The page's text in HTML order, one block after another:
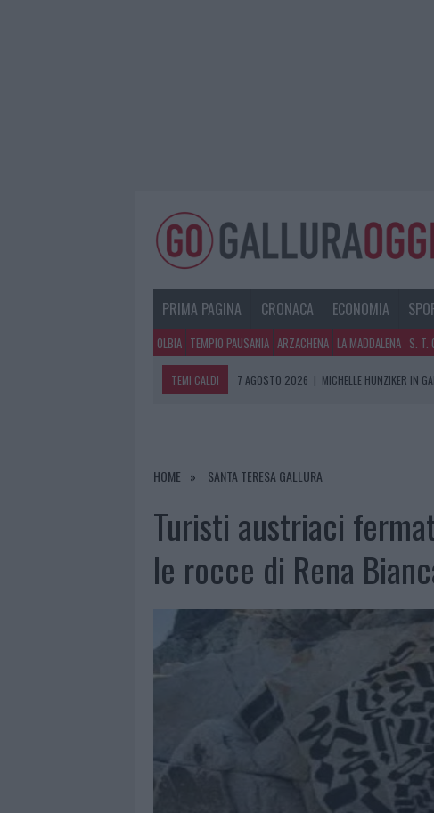
PRIMA PAGINA CRONACA ECONOMIA
OLBIA TEMPIO PAUSANIA ARZACHENA LA MADDALENA S. T.
TEMI CALDI 7 AGOSTO 2026 | MICHELLE HUNZIKER IN
7 AGOSTO 2026 | PAUSA CAFFÈ IMPECCABILE: COME
HOME SANTA TERESA GALLURA
Turisti austriaci
le rocce di Rena